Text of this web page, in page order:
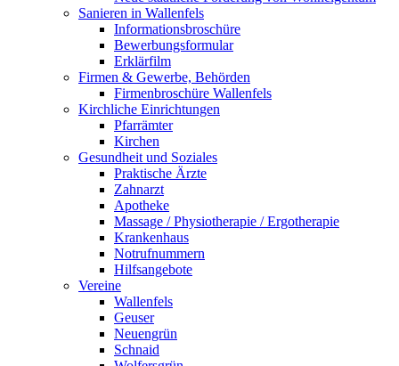
Sanieren in Wallenfels
Informationsbroschüre
Bewerbungsformular
Erklärfilm
Firmen & Gewerbe, Behörden
Firmenbroschüre Wallenfels
Kirchliche Einrichtungen
Pfarrämter
Kirchen
Gesundheit und Soziales
Praktische Ärzte
Zahnarzt
Apotheke
Massage / Physiotherapie / Ergotherapie
Krankenhaus
Notrufnummern
Hilfsangebote
Vereine
Wallenfels
Geuser
Neuengrün
Schnaid